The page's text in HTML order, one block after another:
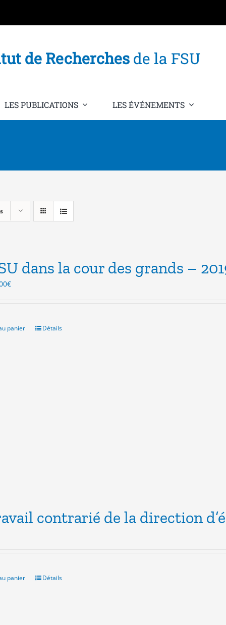
de Recherchesde la FSU
LES PUBLICATIONS LES ÉVÉNEMENTS
dans la cour des grands –
€Le
5.00€.
panier Détails
contrarié de la direction
panier Détails